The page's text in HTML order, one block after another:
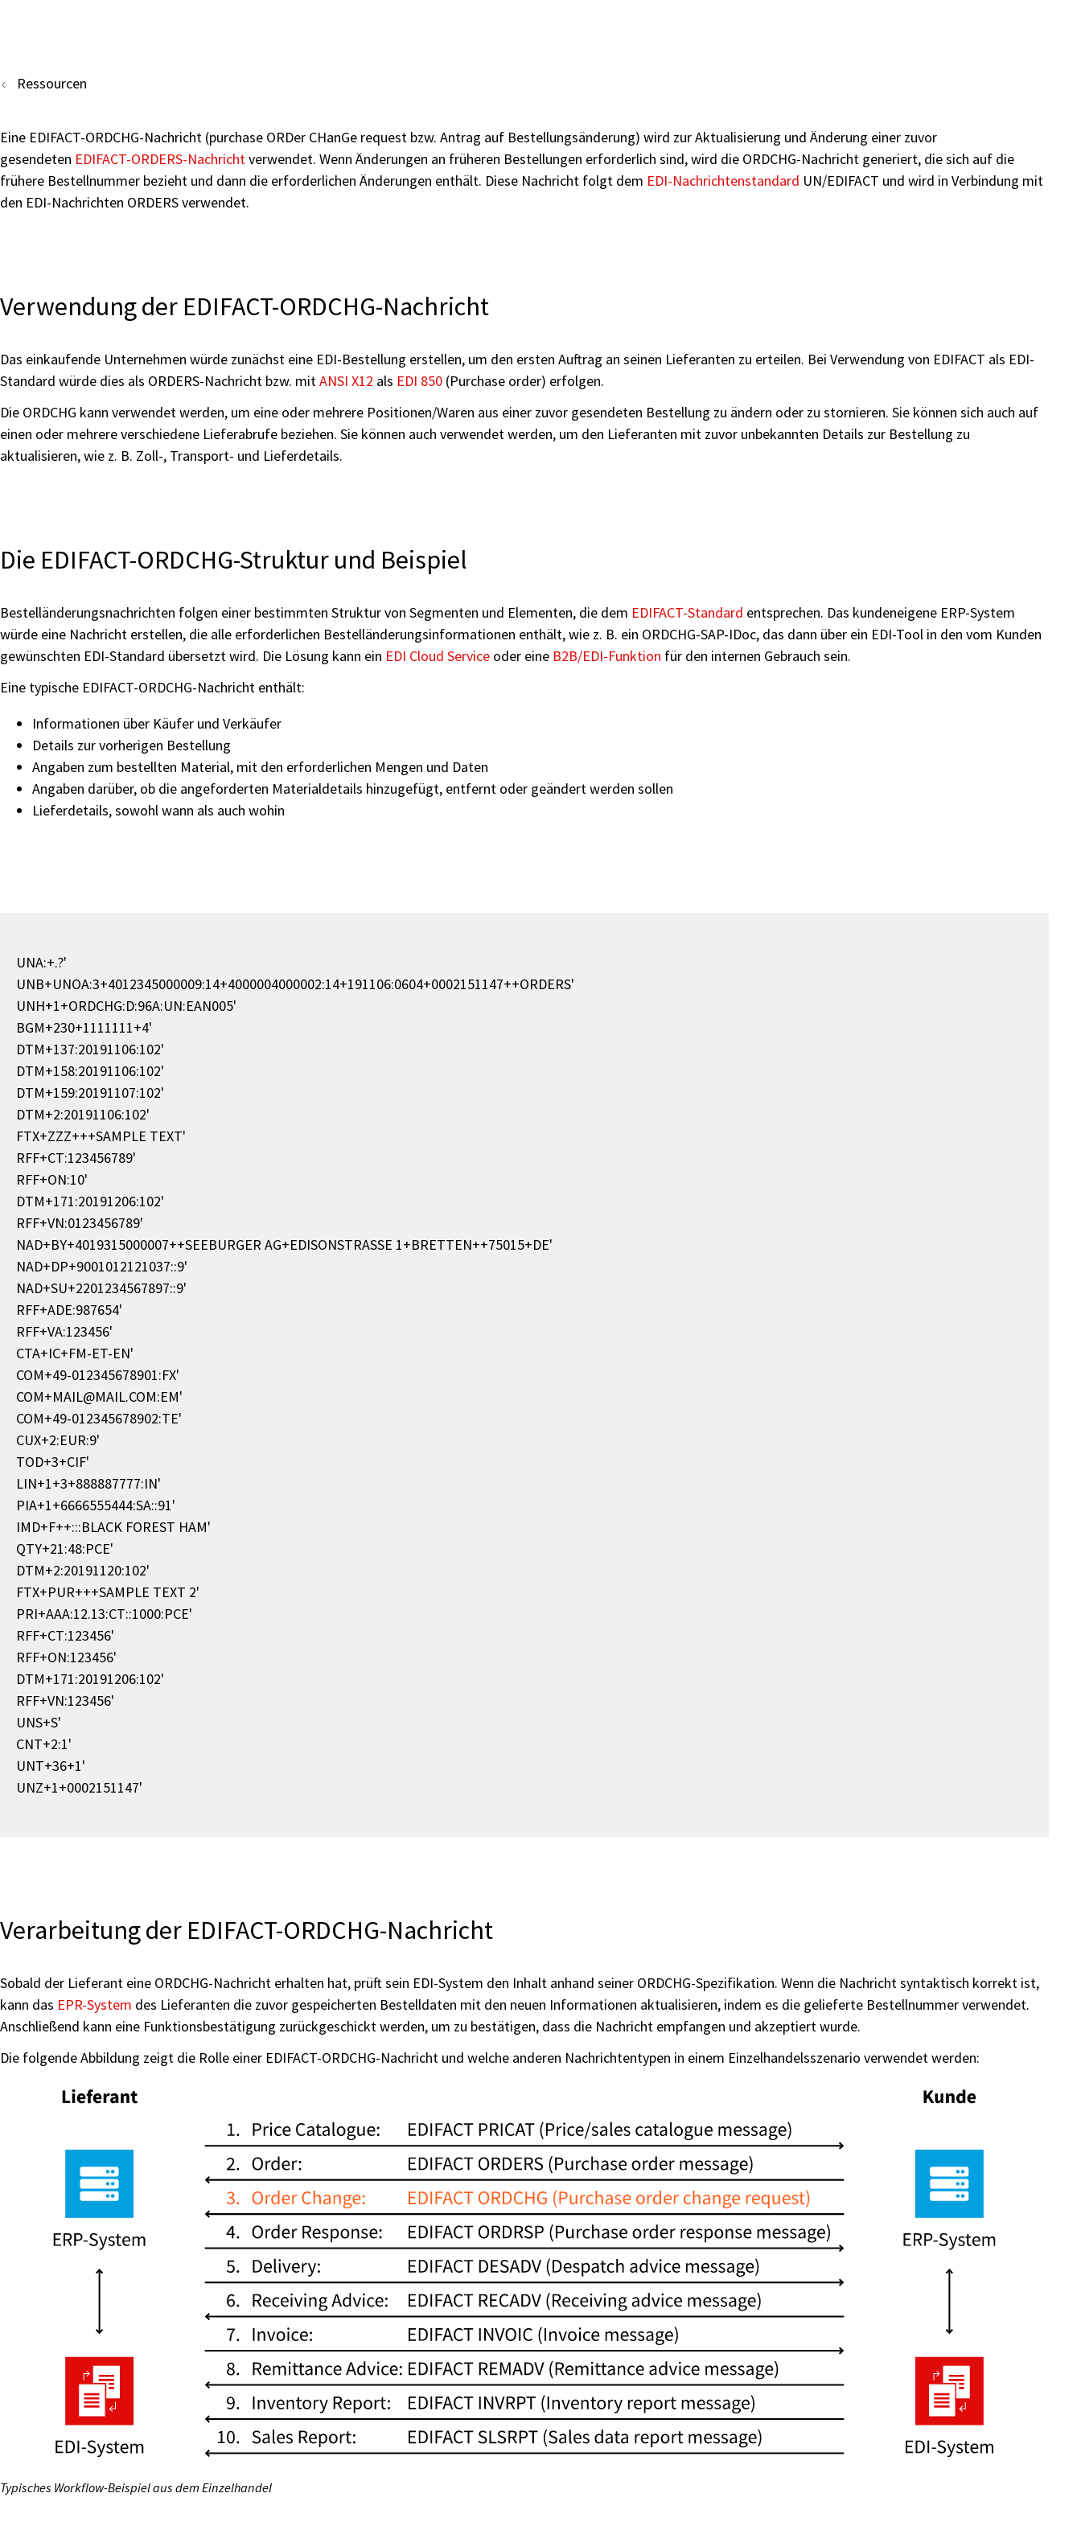
Ressourcen
Eine EDIFACT-ORDCHG-Nachricht (purchase ORDer CHanGe request bzw. Antrag auf Bestellungsänderung) wird zur Aktualisierung und Änderung einer zuvor
gesendeten EDIFACT-ORDERS-Nachrichtverwendet. Wenn Änderungen an früheren Bestellungen erforderlich sind, wird die ORDCHG-Nachricht generiert, die sich auf die
frühere Bestellnummer bezieht und dann die erforderlichen Änderungen enthält. Diese Nachricht folgt dem EDI-Nachrichtenstandard UN/EDIFACT und wird in Verbindung mit
den EDI-Nachrichten ORDERS verwendet.
Verwendung der EDIFACT-ORDCHG-Nachricht
Das einkaufende Unternehmen würde zunächst eine EDI-Bestellung erstellen, um den ersten Auftrag an seinen Lieferanten zu erteilen. Bei Verwendung von EDIFACT als EDI-
Standard würde dies als ORDERS-Nachricht bzw. mitANSI X12 als EDI 850 (Purchase order) erfolgen.
Die ORDCHG kann verwendet werden, um eine oder mehrere Positionen/Waren aus einer zuvor gesendeten Bestellung zu ändern oder zu stornieren. Sie können sich auch auf
einen oder mehrere verschiedene Lieferabrufe beziehen. Sie können auch verwendet werden, um den Lieferanten mit zuvor unbekannten Details zur Bestellung zu
aktualisieren, wie z. B. Zoll-, Transport- und Lieferdetails.
Die EDIFACT-ORDCHG-Struktur und Beispiel
Bestelländerungsnachrichten folgen einer bestimmten Struktur von Segmenten und Elementen, die dem EDIFACT-Standard entsprechen. Das kundeneigene ERP-System
würde eine Nachricht erstellen, die alle erforderlichen Bestelländerungsinformationen enthält, wie z. B. ein ORDCHG-SAP-IDoc, das dann über ein EDI-Tool in den vom Kunden
gewünschten EDI-Standard übersetzt wird. Die Lösung kann ein EDI Cloud Service oder eine B2B/EDI-Funktion für den internen Gebrauch sein.
Eine typische EDIFACT-ORDCHG-Nachricht enthält:
Informationen über Käufer und Verkäufer
Details zur vorherigen Bestellung
Angaben zum bestellten Material, mit den erforderlichen Mengen und Daten
Angaben darüber, ob die angeforderten Materialdetails hinzugefügt, entfernt oder geändert werden sollen
Lieferdetails, sowohl wann als auch wohin
UNA:+.?'
UNB+UNOA:3+4012345000009:14+4000004000002:14+191106:0604+0002151147++ORDERS'
UNH+1+ORDCHG:D:96A:UN:EAN005'
BGM+230+1111111+4'
DTM+137:20191106:102'
DTM+158:20191106:102'
DTM+159:20191107:102'
DTM+2:20191106:102'
FTX+ZZZ+++SAMPLE TEXT'
RFF+CT:123456789'
RFF+ON:10'
DTM+171:20191206:102'
RFF+VN:0123456789'
NAD+BY+4019315000007++SEEBURGER AG+EDISONSTRASSE 1+BRETTEN++75015+DE'
NAD+DP+9001012121037::9'
NAD+SU+2201234567897::9'
RFF+ADE:987654'
RFF+VA:123456'
CTA+IC+FM-ET-EN'
COM+49-012345678901:FX'
COM+MAIL@MAIL.COM:EM'
COM+49-012345678902:TE'
CUX+2:EUR:9'
TOD+3+CIF'
LIN+1+3+888887777:IN'
PIA+1+6666555444:SA::91'
IMD+F++:::BLACK FOREST HAM'
QTY+21:48:PCE'
DTM+2:20191120:102'
FTX+PUR+++SAMPLE TEXT 2'
PRI+AAA:12.13:CT::1000:PCE'
RFF+CT:123456'
RFF+ON:123456'
DTM+171:20191206:102'
RFF+VN:123456'
UNS+S'
CNT+2:1'
UNT+36+1'
UNZ+1+0002151147'
Verarbeitung der EDIFACT-ORDCHG-Nachricht
Sobald der Lieferant eine ORDCHG-Nachricht erhalten hat, prüft sein EDI-System den Inhalt anhand seiner ORDCHG-Spezifikation. Wenn die Nachricht syntaktisch korrekt ist,
kann das EPR-System des Lieferanten die zuvor gespeicherten Bestelldaten mit den neuen Informationen aktualisieren, indem es die gelieferte Bestellnummer verwendet.
Anschließend kann eine Funktionsbestätigung zurückgeschickt werden, um zu bestätigen, dass die Nachricht empfangen und akzeptiert wurde.
Die folgende Abbildung zeigt die Rolle einer EDIFACT-ORDCHG-Nachricht und welche anderen Nachrichtentypen in einem Einzelhandelsszenario verwendet werden:
Typisches Workflow-Beispiel aus dem Einzelhandel